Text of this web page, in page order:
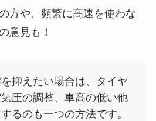
方や、頻繁に高速を使わな
意見も！
抑えたい場合は、タイヤ
圧の調整、車高の低い他
るのも一つの方法です。